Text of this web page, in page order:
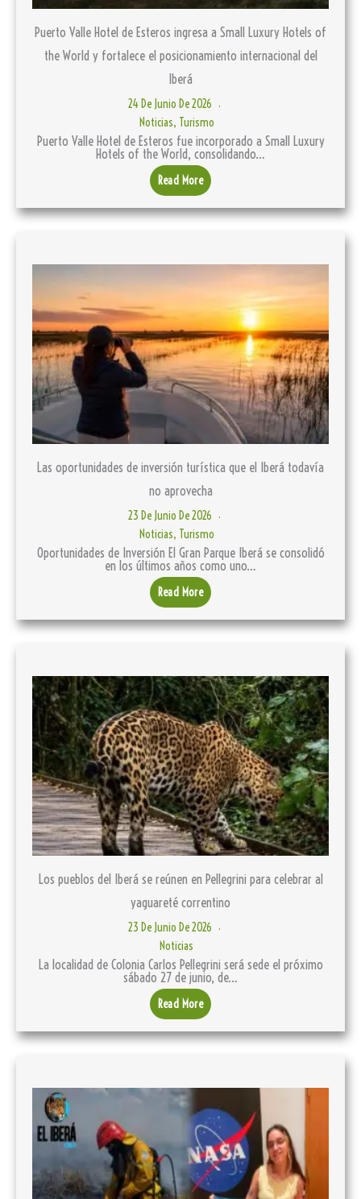
Puerto Valle Hotel de Esteros ingresa a Small Luxury Hotels of
the World y fortalece el posicionamiento internacional del
Iberá
24 De Junio De 2026
Noticias, Turismo
Puerto Valle Hotel de Esteros fue incorporado a Small Luxury
Hotels of the World, consolidando…
Read More
Las oportunidades de inversión turística que el Iberá todavía
no aprovecha
23 De Junio De 2026
Noticias, Turismo
Oportunidades de Inversión El Gran Parque Iberá se consolidó
en los últimos años como uno…
Read More
Los pueblos del Iberá se reúnen en Pellegrini para celebrar al
yaguareté correntino
23 De Junio De 2026
Noticias
La localidad de Colonia Carlos Pellegrini será sede el próximo
sábado 27 de junio, de…
Read More